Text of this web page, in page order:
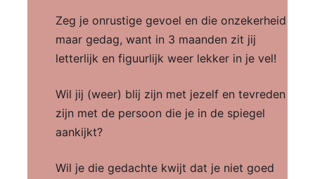
Zeg je onrustige gevoel en die onzekerheid
maar gedag, want in 3 maanden zit jij
letterlijk en figuurlijk weer lekker in je vel!
Wil jij (weer) blij zijn met jezelf en tevreden
zijn met de persoon die je in de spiegel
aankijkt?
Wil je die gedachte kwijt dat je niet goed